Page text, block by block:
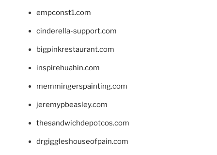
empconst1.com
cinderella-support.com
bigpinkrestaurant.com
inspirehuahin.com
memmingerspainting.com
jeremypbeasley.com
thesandwichdepotcos.com
drgiggleshouseofpain.com